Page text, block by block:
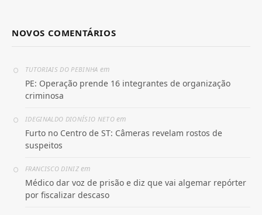
NOVOS COMENTÁRIOS
TUTORIAIS DO PEBINHA em
PE: Operação prende 16 integrantes de organização
criminosa
IDEGINALDO DIONÍSIO NETOem
Furto no Centro de ST: Câmeras revelam rostos de
suspeitos
FRANCISCO DINIZem
Médico dar voz de prisão e diz que vai algemar repórter
por fiscalizar descaso